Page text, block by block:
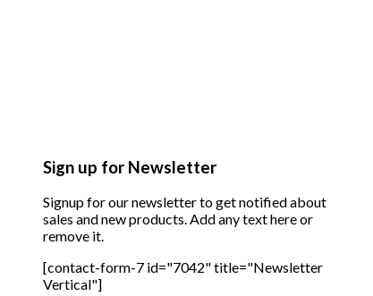
Sign up for Newsletter
Signup for our newsletter to get notified about
sales and new products. Add any text here or
remove it.
[contact-form-7 id="7042" title="Newsletter
Vertical"]